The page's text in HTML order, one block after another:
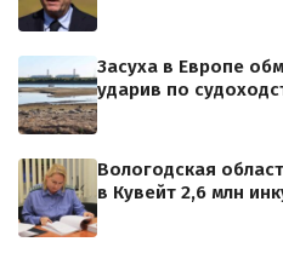
Засуха в Европе
ударив по
Вологодская
в Кувейт 2,6 млн